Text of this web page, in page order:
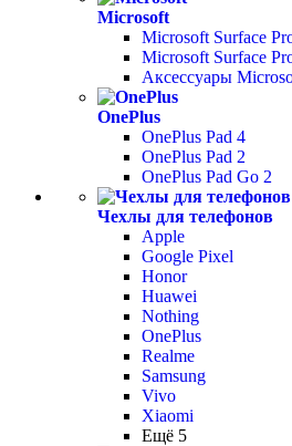
Microsoft
Microsoft Surface
Microsoft Surface
Аксессуары
OnePlus
OnePlus Pad 4
OnePlus Pad 2
OnePlus Pad Go 2
Чехлы для телефонов
Apple
Google Pixel
Honor
Huawei
Nothing
OnePlus
Realme
Samsung
Vivo
Xiaomi
Ещё 5